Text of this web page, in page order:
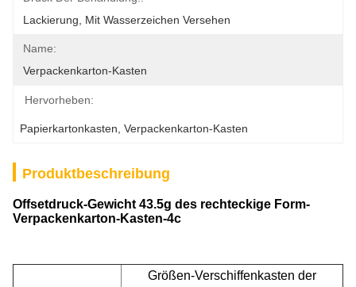
Lackierung, Mit Wasserzeichen Versehen
Name:
Verpackenkarton-Kasten
Hervorheben:
Papierkartonkasten Verpackenkarton-Kasten
Produktbeschreibung
Offsetdruck-Gewicht 43.5g des rechteckige Form-
Verpackenkarton-Kasten-4c
Größen-Verschiffenkasten der